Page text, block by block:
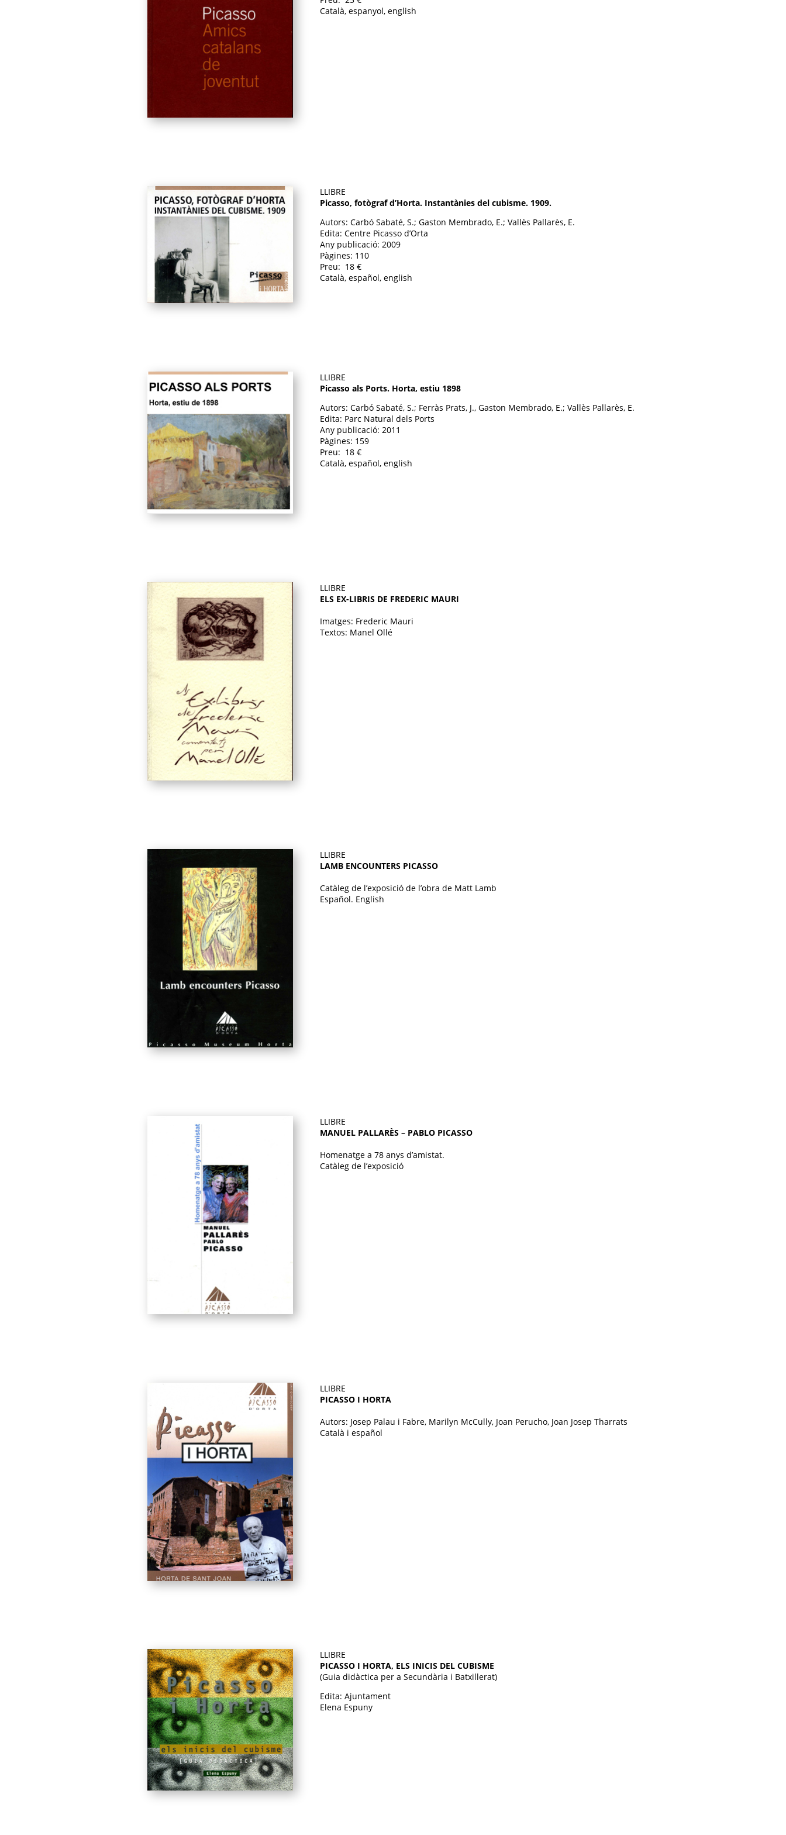
Català, espanyol, english
LLIBRE
Picasso, fotògraf d’Horta. Instantànies del cubisme. 1909.
Autors: Carbó Sabaté, S.; Gaston Membrado, E.; Vallès Pallarès, E.
Edita: Centre Picasso d’Orta
Any publicació: 2009
Pàgines: 110
Preu: 18 €
Català, español, english
LLIBRE
Picasso als Ports. Horta, estiu 1898
Autors: Carbó Sabaté, S.; Ferràs Prats, J., Gaston Membrado, E.; Vallès Pallarès, E.
Edita: Parc Natural dels Ports
Any publicació: 2011
Pàgines: 159
Preu: 18 €
Català, español, english
LLIBRE
ELS EX-LIBRIS DE FREDERIC MAURI
Imatges: Frederic Mauri
Textos: Manel Ollé
LLIBRE
LAMB ENCOUNTERS PICASSO
Catàleg de l’exposició de l’obra de Matt Lamb
Español. English
LLIBRE
MANUEL PALLARÈS – PABLO PICASSO
Homenatge a 78 anys d’amistat.
Catàleg de l’exposició
LLIBRE
PICASSO I HORTA
Autors: Josep Palau i Fabre, Marilyn McCully, Joan Perucho, Joan Josep Tharrats
Català i español
LLIBRE
PICASSO I HORTA, ELS INICIS DEL CUBISME
(Guia didàctica per a Secundària i Batxillerat)
Edita: Ajuntament
Elena Espuny